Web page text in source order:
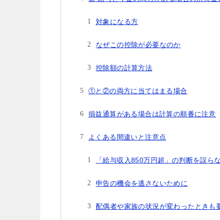
対象になる方
なぜこの控除が必要なのか
控除額の計算方法
①と②の両方に当てはまる場合
損益通算がある場合は計算の順番に注意
よくある間違いと注意点
「給与収入850万円超」の判断を誤ら
申告の機会を逃さないために
配偶者や家族の状況が変わったときも